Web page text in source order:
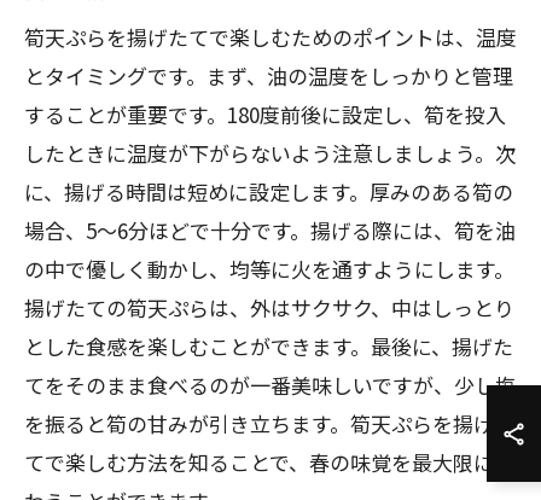
筍天ぷらを揚げたてで楽しむためのポイントは、温度
とタイミングです。まず、油の温度をしっかりと管理
することが重要です。180度前後に設定し、筍を投入
したときに温度が下がらないよう注意しましょう。次
に、揚げる時間は短めに設定します。厚みのある筍の
場合、5〜6分ほどで十分です。揚げる際には、筍を油
の中で優しく動かし、均等に火を通すようにします。
揚げたての筍天ぷらは、外はサクサク、中はしっとり
とした食感を楽しむことができます。最後に、揚げた
てをそのまま食べるのが一番美味しいですが、少し塩
を振ると筍の甘みが引き立ちます。筍天ぷらを揚げた
てで楽しむ方法を知ることで、春の味覚を最大限に味